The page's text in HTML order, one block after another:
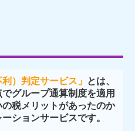
）判定サービス」 とは、
グループ通算制度を適用
税メリットがあったのか
ションサービスです。